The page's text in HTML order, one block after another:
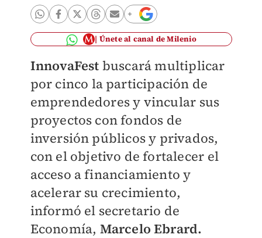
Únete al canal de Milenio
InnovaFest buscará multiplicar
por cinco la participación de
emprendedores y vincular sus
proyectos con fondos de
inversión públicos y privados,
con el objetivo de fortalecer el
acceso a financiamiento y
acelerar su crecimiento,
informó el secretario de
Economía, Marcelo Ebrard.